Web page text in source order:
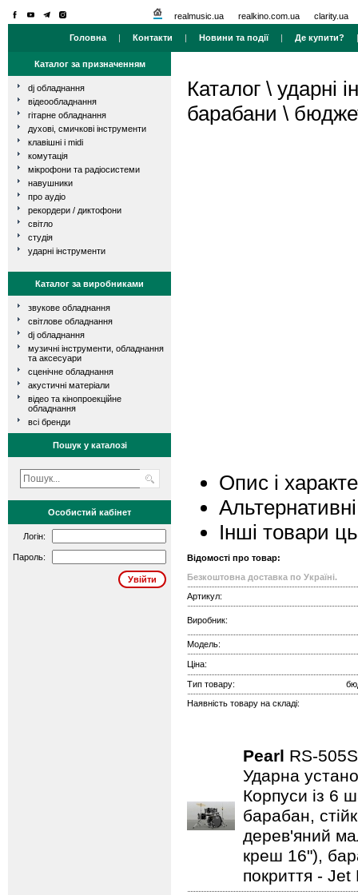
realmusic.ua realkino.com.ua clarity.ua
Головна | Контакти | Новини та події| Де купити?
Каталог за призначенням
dj обладнання
відеообладнання
гітарне обладнання
духові, смичкові інструменти
клавішні і midi
комутація
мікрофони та радіосистеми
навушники
про аудіо
рекордери / диктофони
світло
студія
ударні інструменти
Каталог за виробниками
звукове обладнання
світлове обладнання
dj обладнання
музичні інструменти, обладнання
та аксесуари
сценічне обладнання
акустичні матеріали
відео та кінопроекційне
обладнання
всі бренди
Пошук у каталозі
Особистий кабінет
Логін:
Пароль:
Каталог \ ударні
барабани \
Опис і
Інші товари
Відомості про товар:
Безкоштовна доставка по Україні.
Артикул:
Виробник:
Модель:
Ціна:
Тип товару:
Наявність товару на складі:
Pearl RS-
Ударна
Корпуси із 6
барабан,
дерев'яний
креш 16"),
покриття - Jet